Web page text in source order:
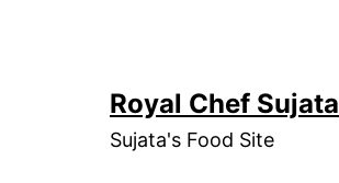
Royal Chef Sujata
Sujata's Food Site